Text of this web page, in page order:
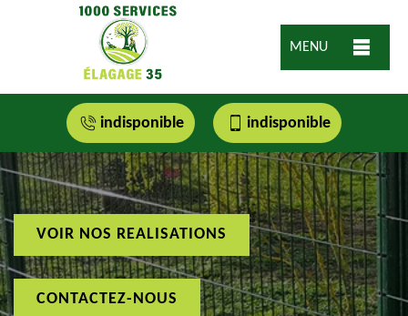
MENU
indisponible indisponible
VOIR NOS REALISATIONS
CONTACTEZ-NOUS